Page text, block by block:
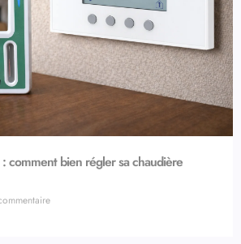
comment bien régler sa chaudière